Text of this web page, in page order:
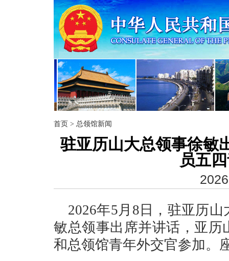
首页 > 总领馆新闻
驻亚历山大总领事徐敏
员五
2026年5月8日，驻亚历
敏总领事出席并讲话，亚
和总领馆青年外交官参加。